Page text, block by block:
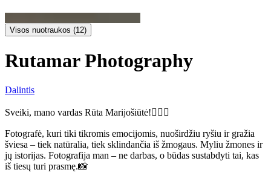
Visos nuotraukos (12)
Rutamar Photography
Dalintis
Sveiki, mano vardas Rūta Marijošiūtė!🙋🏼‍♀️
Fotografė, kuri tiki tikromis emocijomis, nuoširdžiu ryšiu ir gražia
šviesa – tiek natūralia, tiek sklindančia iš žmogaus. Myliu žmones ir
jų istorijas. Fotografija man – ne darbas, o būdas sustabdyti tai, kas
iš tiesų turi prasmę.📸